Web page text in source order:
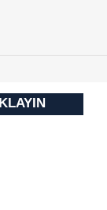
detaylı bilgi
ve sitemizde